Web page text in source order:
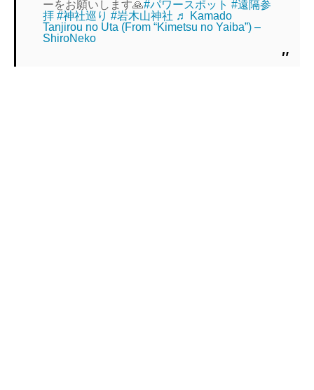
ーをお願いします🙏#パワースポット #遠隔参
拝 #神社巡り #岩木山神社 ♬ Kamado
Tanjirou no Uta (From “Kimetsu no Yaiba”) –
ShiroNeko